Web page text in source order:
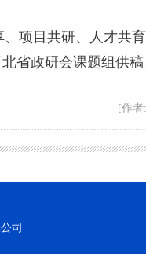
目共研、人才共育
省政研会课题组供稿
[作
司